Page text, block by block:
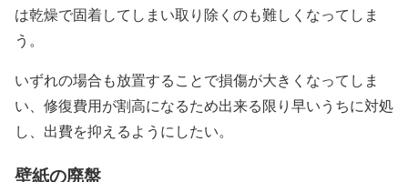
は乾燥で固着してしまい取り除くのも難しくなってしま
う。
いずれの場合も放置することで損傷が大きくなってしま
い、修復費用が割高になるため出来る限り早いうちに対処
し、出費を抑えるようにしたい。
壁紙の廃盤